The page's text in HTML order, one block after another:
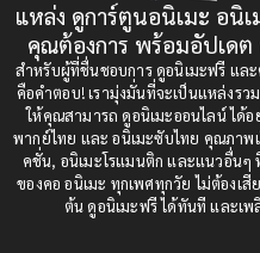
Censored (เซ็นเซอร์)(19)
Comedy (ตลก)(235)
Comedy (ตลก)(85)
Comic Book การ์ตูน(1)
1989
1987
1984
1982
1980
แหล่ง ดูการ์ตูนอนิเมะ อนิ
คุณต้องการ พร้อมอัปเด
สำหรับผู้ที่ชื่นชอบการ ดูอนิเมะฟรี และ
คือคำตอบ! เรามุ่งมั่นที่จะเป็นแหล่งร
ให้คุณสามารถ ดูอนิเมะออนไลน์ ได้อ
พากย์ไทย และ อนิเมะซับไทย คุณภาพ
คชั่น, อนิเมะโรแมนติก และแนวอื่น
ของคอ อนิเมะ ทุกเพศทุกวัย ไม่ต้องเสี
ต้น ดูอนิเมะฟรี ได้ทันที และเ